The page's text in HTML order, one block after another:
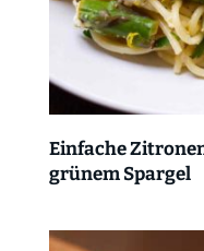
Einfache
grünem Spargel